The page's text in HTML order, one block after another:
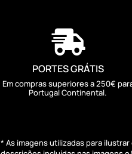

PORTES GRÁTIS
Em compras superiores a 250€
Portugal Continental.
* As imagens utilizadas para